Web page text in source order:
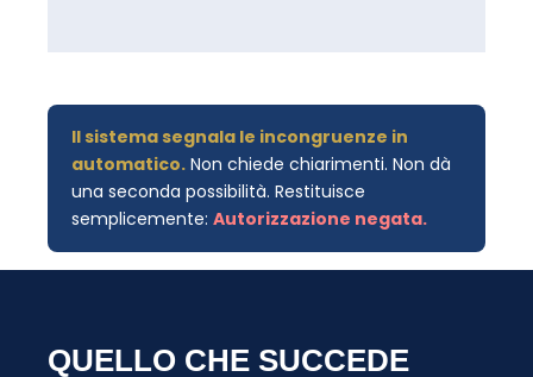
Il sistema segnala le incongruenze in
automatico. Non chiede chiarimenti. Non dà
una seconda possibilità. Restituisce
semplicemente: Autorizzazione negata.
QUELLO CHE SUCCEDE